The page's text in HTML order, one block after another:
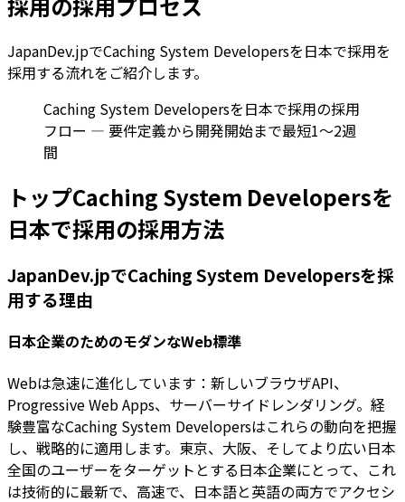
JapanDev.jpでCaching System Developersを日本で採用を
採用する流れをご紹介します。
Caching System Developersを日本で採用の採用
フロー — 要件定義から開発開始まで最短1〜2週
間
トップCaching System Developersを
日本で採用の採用方法
JapanDev.jpでCaching System Developersを採
用する理由
日本企業のためのモダンなWeb標準
Webは急速に進化しています：新しいブラウザAPI、
Progressive Web Apps、サーバーサイドレンダリング。経
験豊富なCaching System Developersはこれらの動向を把握
し、戦略的に適用します。東京、大阪、そしてより広い日本
全国のユーザーをターゲットとする日本企業にとって、これ
は技術的に最新で、高速で、日本語と英語の両方でアクセシ